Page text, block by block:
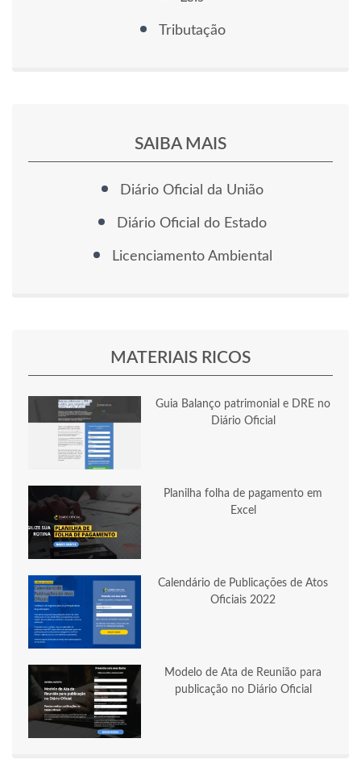
Tributação
SAIBA MAIS
Diário Oficial da União
Diário Oficial do Estado
Licenciamento Ambiental
MATERIAIS RICOS
Guia Balanço patrimonial e DRE no
Diário Oficial
Planilha folha de pagamento em
Excel
Calendário de Publicações de Atos
Oficiais 2022
Modelo de Ata de Reunião para
publicação no Diário Oficial